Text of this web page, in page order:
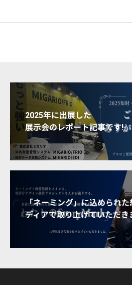
2025年に出展した
展示会のレポート記事です!
「ネーミング」に込められ
ディアで取り上げていただき